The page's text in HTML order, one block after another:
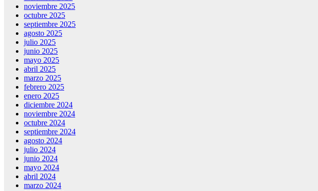
noviembre 2025
octubre 2025
septiembre 2025
agosto 2025
julio 2025
junio 2025
mayo 2025
abril 2025
marzo 2025
febrero 2025
enero 2025
diciembre 2024
noviembre 2024
octubre 2024
septiembre 2024
agosto 2024
julio 2024
junio 2024
mayo 2024
abril 2024
marzo 2024